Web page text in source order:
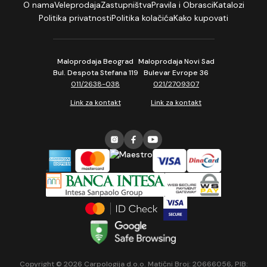
O namaVeleprodajaZastupništvaPravila i ObrasciKatalozi
Politika privatnostiPolitika kolačićaKako kupovati
Maloprodaja Beograd
Bul. Despota Stefana 119
011/2638-038
Link za kontakt
Maloprodaja Novi Sad
Bulevar Evrope 36
021/2709307
Link za kontakt
Copyright © 2026 Carpologija d.o.o. Matični Broj: 20666056, PIB: